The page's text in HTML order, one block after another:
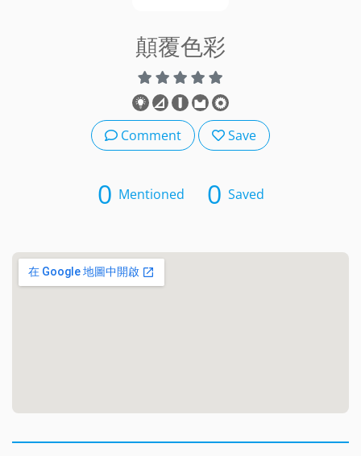
顛覆色彩
Comment Save
0 Mentioned 0 Saved